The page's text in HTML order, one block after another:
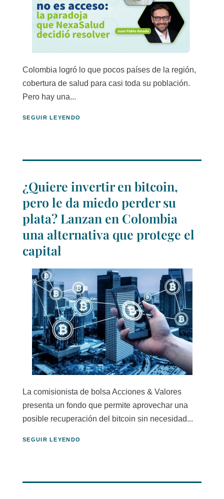
Colombia logró lo que pocos países de la región,
cobertura de salud para casi toda su población.
Pero hay una...
SEGUIR LEYENDO
¿Quiere invertir en bitcoin,
pero le da miedo perder su
plata? Lanzan en Colombia
una alternativa que protege el
capital
La comisionista de bolsa Acciones & Valores
presenta un fondo que permite aprovechar una
posible recuperación del bitcoin sin necesidad...
SEGUIR LEYENDO